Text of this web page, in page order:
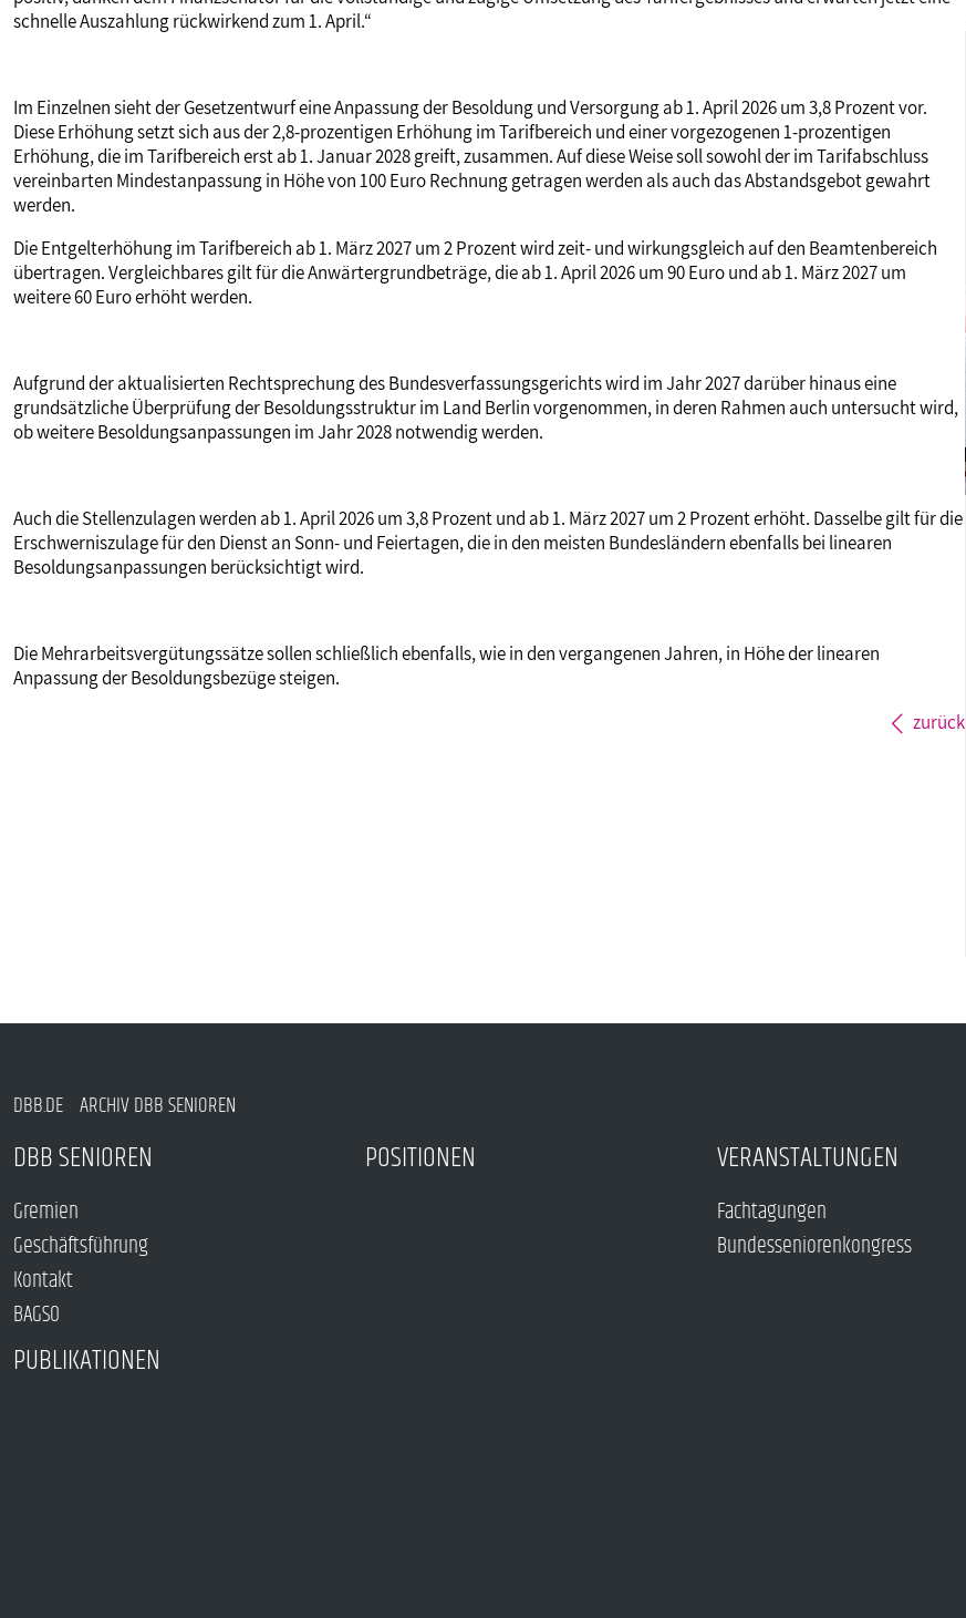
schnelle Auszahlung rückwirkend zum 1. April.“
Im Einzelnen sieht der Gesetzentwurf eine Anpassung der Besoldung und Versorgung ab 1. April 2026 um 3,8 Prozent vor.
Diese Erhöhung setzt sich aus der 2,8-prozentigen Erhöhung im Tarifbereich und einer vorgezogenen 1-prozentigen
Erhöhung, die im Tarifbereich erst ab 1. Januar 2028 greift, zusammen. Auf diese Weise soll sowohl der im Tarifabschluss
vereinbarten Mindestanpassung in Höhe von 100 Euro Rechnung getragen werden als auch das Abstandsgebot gewahrt
werden.
Die Entgelterhöhung im Tarifbereich ab 1. März 2027 um 2 Prozent wird zeit- und wirkungsgleich auf den Beamtenbereich
übertragen. Vergleichbares gilt für die Anwärtergrundbeträge, die ab 1. April 2026 um 90 Euro und ab 1. März 2027 um
weitere 60 Euro erhöht werden.
Aufgrund der aktualisierten Rechtsprechung des Bundesverfassungsgerichts wird im Jahr 2027 darüber hinaus eine
grundsätzliche Überprüfung der Besoldungsstruktur im Land Berlin vorgenommen, in deren Rahmen auch untersucht wird,
ob weitere Besoldungsanpassungen im Jahr 2028 notwendig werden.
Auch die Stellenzulagen werden ab 1. April 2026 um 3,8 Prozent und ab 1. März 2027 um 2 Prozent erhöht. Dasselbe gilt für die
Erschwerniszulage für den Dienst an Sonn- und Feiertagen, die in den meisten Bundesländern ebenfalls bei linearen
Besoldungsanpassungen berücksichtigt wird.
Die Mehrarbeitsvergütungssätze sollen schließlich ebenfalls, wie in den vergangenen Jahren, in Höhe der linearen
Anpassung der Besoldungsbezüge steigen.
zurück
DBB.DE ARCHIV DBB SENIOREN
DBB SENIOREN
Gremien
Geschäftsführung
Kontakt
BAGSO
POSITIONEN VERANSTALTUNGEN
Fachtagungen
Bundesseniorenkongress
PUBLIKATIONEN